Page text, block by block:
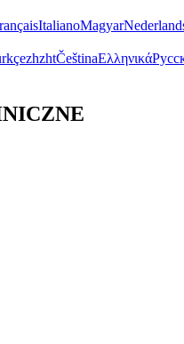
ItalianoMagyar
zhzhtČeštinaΕλληνικά